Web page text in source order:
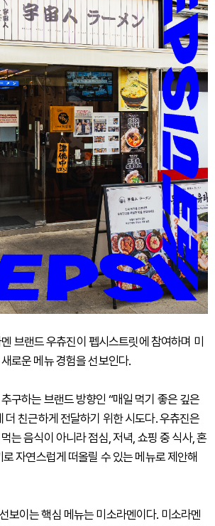
브랜드 우츄진이 펩시스트릿에 참여하며 미
로운 메뉴 경험을 선보인다.
구하는 브랜드 방향인 “매일 먹기 좋은 깊은
더 친근하게 전달하기 위한 시도다. 우츄진은
는 음식이 아니라 점심, 저녁, 쇼핑 중 식사, 혼
자연스럽게 떠올릴 수 있는 메뉴로 제안해
보이는 핵심 메뉴는 미소라멘이다. 미소라멘